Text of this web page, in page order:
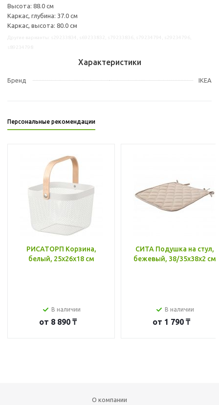
Высота: 88.0 см
Каркас, глубина: 37.0 см
Каркас, высота: 80.0 см
Характеристики
Бренд IKEA
Персональные рекомендации
РИСАТОРП Корзина,
белый, 25x26x18 см
В наличии
от 8 890 ₸
СИТА Подушка на стул,
бежевый, 38/35x38x2 см
В наличии
от 1 790 ₸
О компании